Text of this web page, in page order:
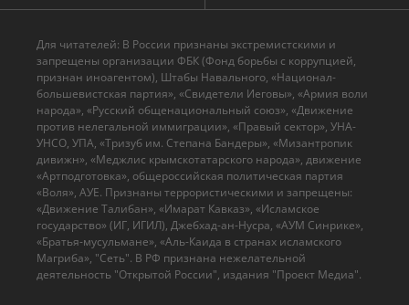
Для читателей: В России признаны экстремистскими и
запрещены организации ФБК (Фонд борьбы с коррупцией,
признан иноагентом), Штабы Навального, «Национал-
большевистская партия», «Свидетели Иеговы», «Армия воли
народа», «Русский общенациональный союз», «Движение
против нелегальной иммиграции», «Правый сектор», УНА-
УНСО, УПА, «Тризуб им. Степана Бандеры», «Мизантропик
дивижн», «Меджлис крымскотатарского народа», движение
«Артподготовка», общероссийская политическая партия
«Воля», АУЕ. Признаны террористическими и запрещены:
«Движение Талибан», «Имарат Кавказ», «Исламское
государство» (ИГ, ИГИЛ), Джебхад-ан-Нусра, «АУМ Синрике»,
«Братья-мусульмане», «Аль-Каида в странах исламского
Магриба», "Сеть". В РФ признана нежелательной
деятельность "Открытой России", издания "Проект Медиа".